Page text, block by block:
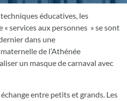
éducatives, les
« services aux personnes » se sont
dans une
de l’Athénée
un masque de carnaval avec
entre petits et grands. Les